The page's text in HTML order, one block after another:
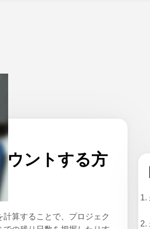
ウントする方
算することで、プロジェク